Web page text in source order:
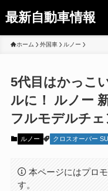
最新自動車情報
ホーム 外国車 ルノー
5代目はかっこ
ルに！ ルノー
フルモデルチ
ルノー クロスオーバー
本ページにはプロ
す。